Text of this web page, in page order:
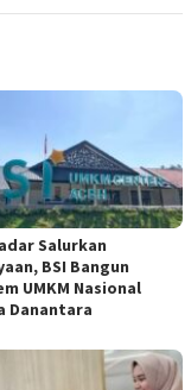
Salurkan
BSI Bangun
UMKM Nasional
Danantara